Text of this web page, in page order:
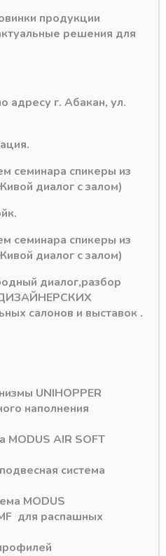
скрытого
стать прекрасной
Полное или частичное
динамическая нагрузка
BOX Скачать
RAIL
продукции
решения для
адресу г. Абакан, ул.
семинара спикеры из
диалог с залом)
семинара спикеры из
диалог с залом)
диалог,разбор
салонов и выставок .
UNIHOPPER
наполнения
MODUS AIR SOFT
система
MODUS
для распашных